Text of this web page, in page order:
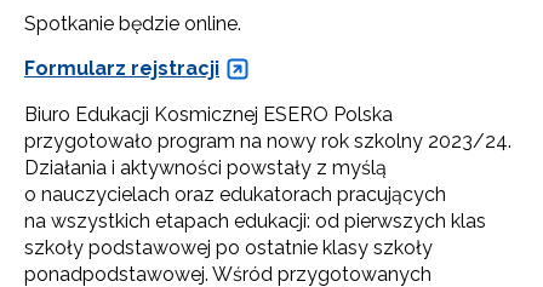
Spotkanie będzie online.
Formularz rejstracji
Biuro Edukacji Kosmicznej ESERO Polska
przygotowało program na nowy rok szkolny 2023/24.
Działania i aktywności powstały z myślą
o nauczycielach oraz edukatorach pracujących
na wszystkich etapach edukacji: od pierwszych klas
szkoły podstawowej po ostatnie klasy szkoły
ponadpodstawowej. Wśród przygotowanych